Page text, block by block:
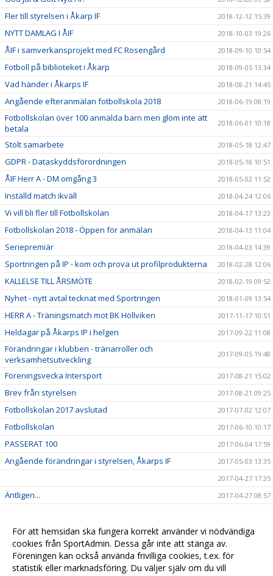
Fler till styrelsen i Åkarp IF 2018-12-12 15:39
NYTT DAMLAG I ÅIF 2018-10-03 19:26
ÅIF i samverkansprojekt med FC Rosengård 2018-09-10 10:54
Fotboll på biblioteket i Åkarp 2018-09-05 13:34
Vad händer i Åkarps IF 2018-08-21 14:45
Angående efteranmälan fotbollskola 2018 2018-06-19 08:19
Fotbollskolan över 100 anmälda barn men glöm inte att
betala
2018-06-01 10:18
Stolt samarbete 2018-05-18 12:47
GDPR - Dataskyddsförordningen 2018-05-18 10:51
ÅIF Herr A - DM omgång 3 2018-05-02 11:52
Inställd match ikväll 2018-04-24 12:06
Vi vill bli fler till Fotbollskolan 2018-04-17 13:23
Fotbollskolan 2018 - Öppen för anmälan 2018-04-13 11:04
Seriepremiär 2018-04-03 14:39
Sportringen på IP - kom och prova ut profilprodukterna 2018-02-28 12:06
KALLELSE TILL ÅRSMÖTE 2018-02-19 09:52
Nyhet - nytt avtal tecknat med Sportringen 2018-01-09 13:54
HERR A - Träningsmatch mot BK Höllviken 2017-11-17 10:51
Heldagar på Åkarps IP i helgen 2017-09-22 11:08
Förändringar i klubben - tränarroller och
verksamhetsutveckling
2017-09-05 19:48
Föreningsvecka Intersport 2017-08-21 15:02
Brev från styrelsen 2017-08-21 09:25
Fotbollskolan 2017 avslutad 2017-07-02 12:07
Fotbollskolan 2017-06-10 10:17
PASSERAT 100 2017-06-04 17:59
Angående förändringar i styrelsen, Åkarps IF
2017-05-03 13:35
2017-04-27 17:35
Äntligen... 2017-04-27 08:57
Nyheter i profilsortimentet 2017-02-03 08:10
Utbildning genomförd 2016-12-12 20:40
För att hemsidan ska fungera korrekt använder vi nödvändiga
cookies från SportAdmin. Dessa går inte att stänga av.
Föreningen kan också använda frivilliga cookies, t.ex. för
statistik eller marknadsföring. Du väljer själv om du vill